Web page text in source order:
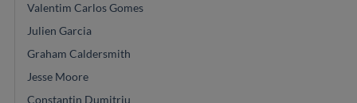
Valentim Carlos Gomes
Julien Garcia
Graham Caldersmith
Jesse Moore
Constantin Dumitriu